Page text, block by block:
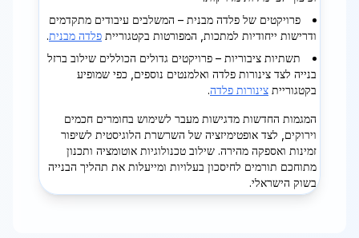
פרויקטים של פלדה מבנית – המשלבים עיבודים מתקדמים
ודרישות ייחודיות למתכות, המפורטות בקטגוריית פלדה מבנית.
תשתיות ציבוריות – פרויקטים גדולים הכוללים שילוב ברזל
בנייה לצד צינורות פלדה ואלמנטים נוספים, כפי שמופיע
בקטגוריית צינורות פלדה.
המגמות החדשות מדגישות מעבר לשימוש בחומרים חכמים
וירוקים, לצד אופטימיזציה של השרשרת הלוגיסטית לשיפור
זמינות ואספקה מהירה. שילוב טכנולוגיות אוטומציה ותכנון
מתוחכם תורמים לחיסכון בעלויות ומייעלות את תהליך הבנייה
בשוק הישראלי.